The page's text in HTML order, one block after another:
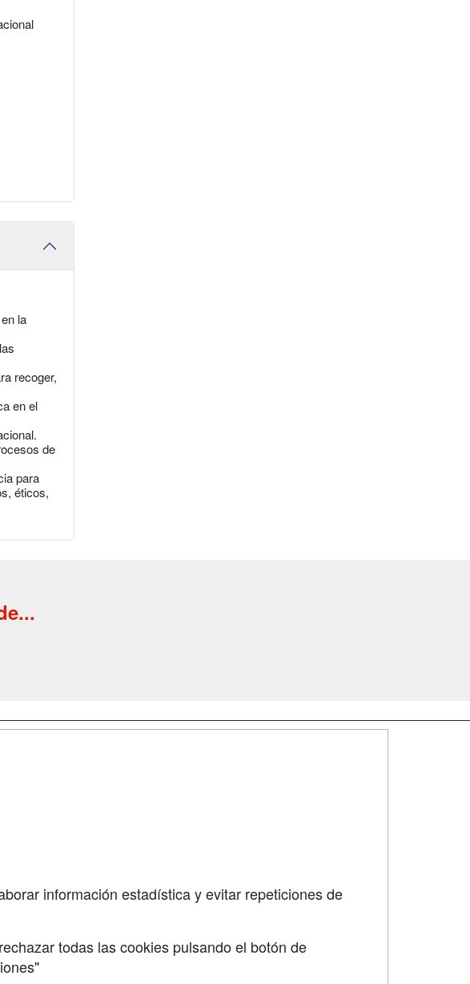
la
recoger,
en el
de
para
éticos,
información estadística y evitar repeticiones de
todas las cookies pulsando el botón de